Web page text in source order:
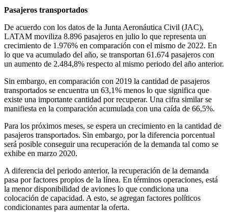
Pasajeros transportados
De acuerdo con los datos de la Junta Aeronáutica Civil (JAC),
LATAM moviliza 8.896 pasajeros en julio lo que representa un
crecimiento de 1.976% en comparación con el mismo de 2022. En
lo que va acumulado del año, se transportan 61.674 pasajeros con
un aumento de 2.484,8% respecto al mismo periodo del año anterior.
Sin embargo, en comparación con 2019 la cantidad de pasajeros
transportados se encuentra un 63,1% menos lo que significa que
existe una importante cantidad por recuperar. Una cifra similar se
manifiesta en la comparación acumulada con una caída de 66,5%.
Para los próximos meses, se espera un crecimiento en la cantidad de
pasajeros transportados. Sin embargo, por la diferencia porcentual
será posible conseguir una recuperación de la demanda tal como se
exhibe en marzo 2020.
A diferencia del periodo anterior, la recuperación de la demanda
pasa por factores propios de la línea. En términos operaciones, está
la menor disponibilidad de aviones lo que condiciona una
colocación de capacidad. A esto, se agregan factores políticos
condicionantes para aumentar la oferta.